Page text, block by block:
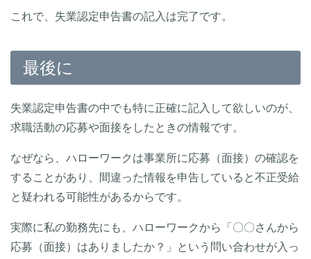
これで、失業認定申告書の記入は完了です。
最後に
失業認定申告書の中でも特に正確に記入して欲しいのが、
求職活動の応募や面接をしたときの情報です。
なぜなら、ハローワークは事業所に応募（面接）の確認を
することがあり、間違った情報を申告していると不正受給
と疑われる可能性があるからです。
実際に私の勤務先にも、ハローワークから「〇〇さんから
応募（面接）はありましたか？」という問い合わせが入っ